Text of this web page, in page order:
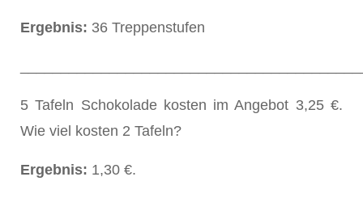
Ergebnis: 36 Treppenstufen
5 Tafeln Schokolade kosten im Angebot 3,25 €.
Wie viel kosten 2 Tafeln?
Ergebnis: 1,30 €.